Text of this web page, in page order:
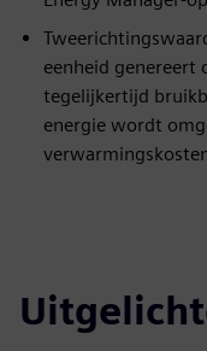
eenheid genereert
tegelijkertijd
energie wordt